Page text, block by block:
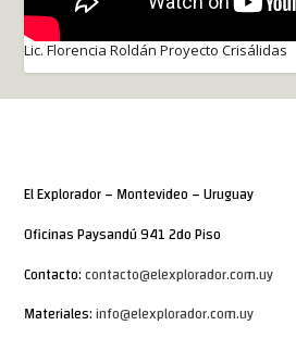
Lic. Florencia Roldán Proyecto Crisálidas
El Explorador – Montevideo – Uruguay
Oficinas Paysandú 941 2do Piso
Contacto:contacto@elexplorador.com.uy
Materiales:info@elexplorador.com.uy